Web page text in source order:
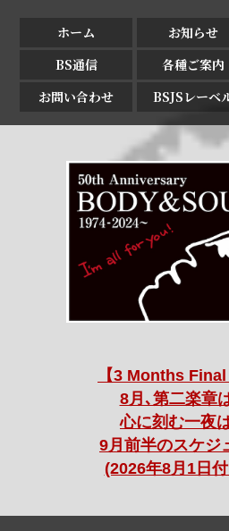
ホーム お知らせ
BS通信
各種ご案内
お問い合わせ
BSJSレーベ
【3 Months Final
8月､第二楽章
心に刻む一夜
9月前半のスケジ
(2026年8月1日